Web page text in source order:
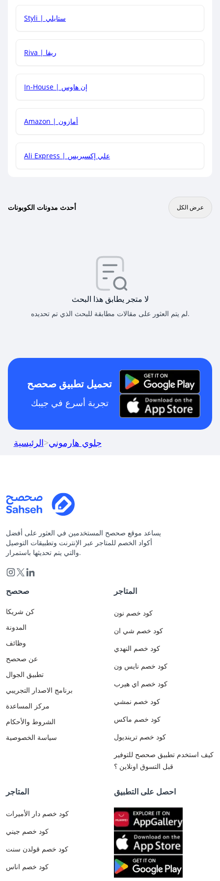
هل يمكنني جمع كود خصم مع العروض الأخرى؟
Styli | ستايلي
Riva | ريفا
In-House | إن هاوس
Amazon | أمازون
Ali Express | علي إكسبريس
أحدث مدونات الكوبونات عرض الكل
لا متجر يطابق هذا البحث
لم يتم العثور على مقالات مطابقة للبحث الذي تم تحديده.
تحميل تطبيق صحصح
تجربة أسرع في جيبك
الرئيسية>جلوي هارموني
يساعد موقع صحصح المستخدمين في العثور على أفضل
أكواد الخصم للمتاجر عبر الإنترنت وتطبيقات التوصيل
والتي يتم تحديثها باستمرار.
صحصح
كن شريكا
المدونة
وظائف
عن صحصح
تطبيق الجوال
برنامج الاصدار التجريبي
مركز المساعدة
الشروط والأحكام
سياسة الخصوصية
المتاجر
كود خصم نون
كود خصم شي ان
كود خصم النهدي
كود خصم نايس ون
كود خصم اي هيرب
كود خصم نمشي
كود خصم ماكس
كود خصم ترينديول
كيف استخدم تطبيق صحصح للتوفير
قبل التسوق اونلاين ؟
المتاجر
كود خصم دار الأميرات
كود خصم جيني
كود خصم قولدن سنت
كود خصم اناس
احصل على التطبيق